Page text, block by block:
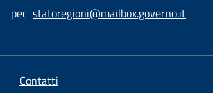
pec statoregioni@mailbox.governo.it
Contatti